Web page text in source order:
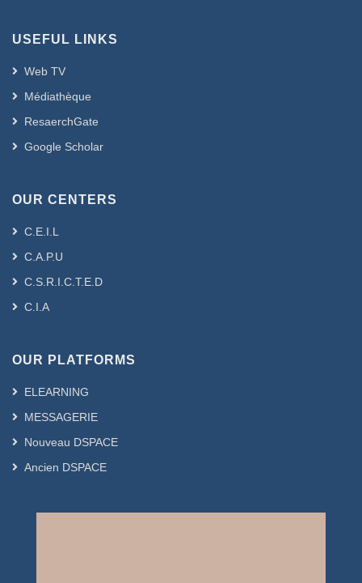
USEFUL LINKS
Web TV
Médiathèque
ResaerchGate
Google Scholar
OUR CENTERS
C.E.I.L
C.A.P.U
C.S.R.I.C.T.E.D
C.I.A
OUR PLATFORMS
ELEARNING
MESSAGERIE
Nouveau DSPACE
Ancien DSPACE